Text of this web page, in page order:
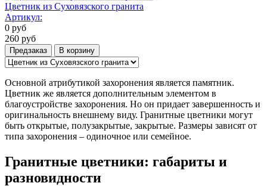
Цветник из Суховязского гранита
Артикул:
0 руб
260 руб
Предзаказ В корзину
Основной атрибутикой захоронения является памятник.
Цветник же является дополнительным элементом в
благоустройстве захоронения. Но он придает завершенность и
оригинальность внешнему виду. Гранитные цветники могут
быть открытые, полузакрытые, закрытые. Размеры зависят от
типа захоронения – одиночное или семейное.
Гранитные цветники: габариты и
разновидности